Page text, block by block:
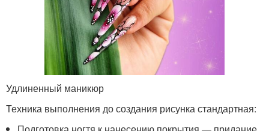
Удлиненный маникюр
Техника выполнения до создания рисунка стандартная: